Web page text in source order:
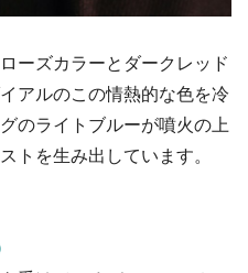
ーズカラーとダークレッド
アルのこの情熱的な色を冷
のライトブルーが噴火の上
トを生み出しています。